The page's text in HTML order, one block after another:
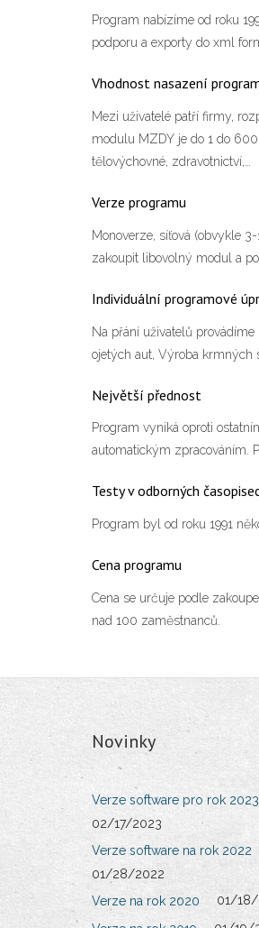
Program nabízíme od roku
podporu a exporty do xml
Vhodnost nasazení
Mezi uživatelé patří firmy,
modulu MZDY je do 1 do
tělovýchovné, zdravotnictví,…
Verze programu
Monoverze, síťová (obvykle
zakoupit libovolný modul a
Individuální programové
Na přání uživatelů
ojetých aut, Výroba krmných
Největší přednost
Program vyniká oproti
automatickým zpracováním.
Testy v odborných
Program byl od roku 1991
Cena programu
Cena se určuje podle
nad 100 zaměstnanců.
Novinky
Verze software pro rok 2023
02/17/2023
Verze software na rok 2022
01/28/2022
Verze na rok 2020
01/